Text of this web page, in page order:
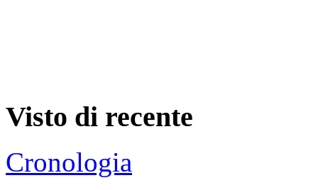
Visto di recente
Cronologia